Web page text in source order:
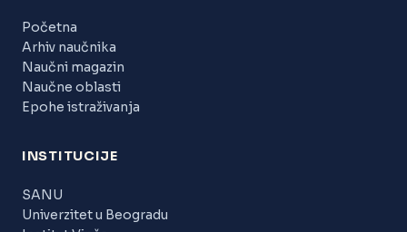
Početna
Arhiv naučnika
Naučni magazin
Naučne oblasti
Epohe istraživanja
INSTITUCIJE
SANU
Univerzitet u Beogradu